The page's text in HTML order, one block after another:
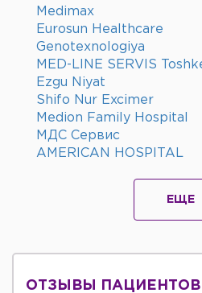
Medimax
Eurosun Healthcare
Genotexnologiya
MED-LINE SERVIS
Ezgu Niyat
Shifo Nur Excimer
Medion Family Hospital
МДС Сервис
AMERICAN HOSPITAL
ЕЩЕ
ОТЗЫВЫ ПАЦИЕНТОВ